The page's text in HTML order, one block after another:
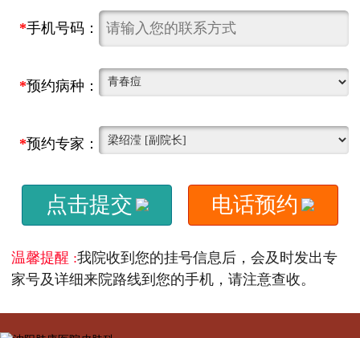
*手机号码：
*预约病种：
*预约专家：
点击提交 电话预约
温馨提醒 :我院收到您的挂号信息后，会及时发出专
家号及详细来院路线到您的手机，请注意查收。